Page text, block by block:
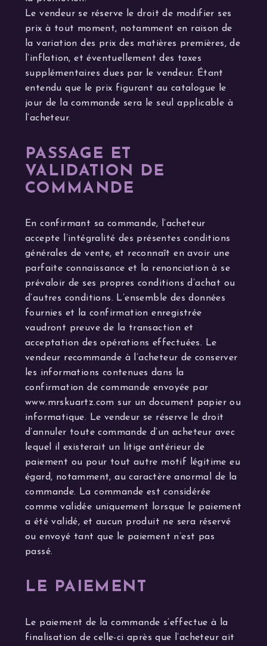
Le vendeur se réserve le droit de modifier ses
prix à tout moment, notamment en raison de
la variation des prix des matières premières, de
l’inflation, et éventuellement des taxes
supplémentaires dues par le vendeur. Étant
entendu que le prix figurant au catalogue le
jour de la commande sera le seul applicable à
l’acheteur.
PASSAGE ET
VALIDATION DE
COMMANDE
En confirmant sa commande, l’acheteur
accepte l’intégralité des présentes conditions
générales de vente, et reconnaît en avoir une
parfaite connaissance et la renonciation à se
prévaloir de ses propres conditions d’achat ou
d’autres conditions. L’ensemble des données
fournies et la confirmation enregistrée
vaudront preuve de la transaction et
acceptation des opérations effectuées. Le
vendeur recommande à l’acheteur de conserver
les informations contenues dans la
confirmation de commande envoyée par
www.mrskuartz.com sur un document papier ou
informatique. Le vendeur se réserve le droit
d’annuler toute commande d’un acheteur avec
lequel il existerait un litige antérieur de
paiement ou pour tout autre motif légitime eu
égard, notamment, au caractère anormal de la
commande. La commande est considérée
comme validée uniquement lorsque le paiement
a été validé, et aucun produit ne sera réservé
ou envoyé tant que le paiement n’est pas
passé.
LE PAIEMENT
Le paiement de la commande s’effectue à la
finalisation de celle-ci après que l’acheteur ait